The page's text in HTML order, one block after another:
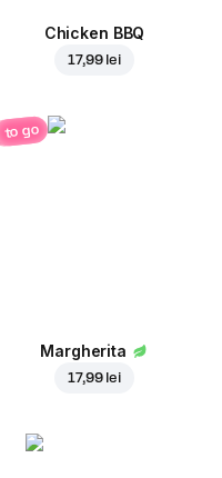
Chicken BBQ
17,99 lei
to go
Margherita
17,99 lei